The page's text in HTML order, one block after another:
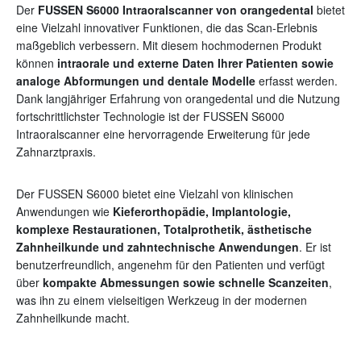
Der FUSSEN S6000 Intraoralscanner von orangedental bietet
eine Vielzahl innovativer Funktionen, die das Scan-Erlebnis
maßgeblich verbessern. Mit diesem hochmodernen Produkt
können intraorale und externe Daten Ihrer Patienten sowie
analoge Abformungen und dentale Modelle erfasst werden.
Dank langjähriger Erfahrung von orangedental und die Nutzung
fortschrittlichster Technologie ist der FUSSEN S6000
Intraoralscanner eine hervorragende Erweiterung für jede
Zahnarztpraxis.
Der FUSSEN S6000 bietet eine Vielzahl von klinischen
Anwendungen wie Kieferorthopädie, Implantologie,
komplexe Restaurationen, Totalprothetik, ästhetische
Zahnheilkunde und zahntechnische Anwendungen. Er ist
benutzerfreundlich, angenehm für den Patienten und verfügt
über kompakte Abmessungen sowie schnelle Scanzeiten,
was ihn zu einem vielseitigen Werkzeug in der modernen
Zahnheilkunde macht.